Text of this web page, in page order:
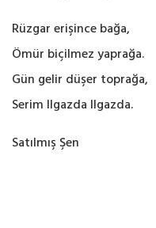
Rüzgar erişince bağa,
Ömür biçilmez yaprağa.
Gün gelir düşer toprağa,
Serim Ilgazda Ilgazda.
Satılmış Şen